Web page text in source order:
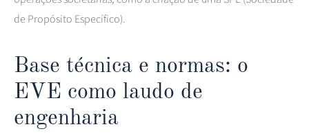
de Propósito Específico).
Base técnica e normas: o
EVE como laudo de
engenharia